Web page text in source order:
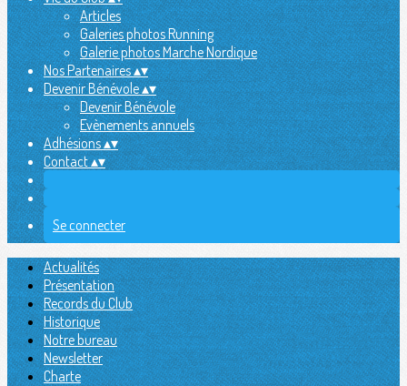
Articles
Galeries photos Running
Galerie photos Marche Nordique
Nos Partenaires▴▾
Devenir Bénévole▴▾
Devenir Bénévole
Evènements annuels
Adhésions▴▾
Contact▴▾
Se connecter
Actualités
Présentation
Records du Club
Historique
Notre bureau
Newsletter
Charte